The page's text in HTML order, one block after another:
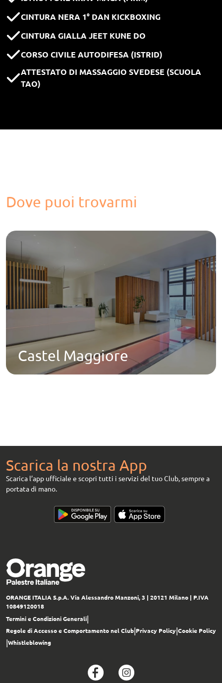
CINTURA NERA 1° DAN KICKBOXING
CINTURA GIALLA JEET KUNE DO
CORSO CIVILE AUTODIFESA (ISTRID)
ATTESTATO DI MASSAGGIO SVEDESE (SCUOLA
TAO)
Dove puoi trovarmi
Castel Maggiore
Scarica la nostra App
Scarica l’app ufficiale e scopri tutti i servizi del tuo Club, sempre a
portata di mano.
ORANGE ITALIA S.p.A.Via Alessandro Manzoni, 3 | 20121 Milano | P.IVA
10849120018
Termini e Condizioni Generali|
Regole di Accesso e Comportamento nel Club|Privacy Policy|Cookie Policy
|Whistleblowing